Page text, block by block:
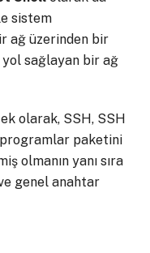
sistem
ağ üzerinden bir
sağlayan bir ağ
olarak, SSH, SSH
programlar paketini
olmanın yanı sıra
genel anahtar